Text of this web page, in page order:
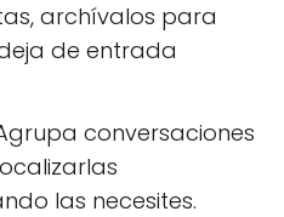
archívalos para
de entrada
conversaciones
las necesites.